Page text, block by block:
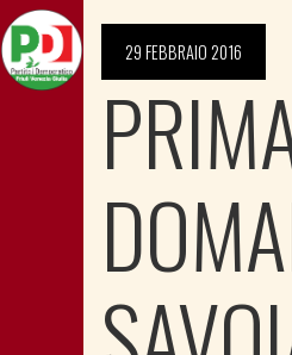
29 FEBBRAIO 2016